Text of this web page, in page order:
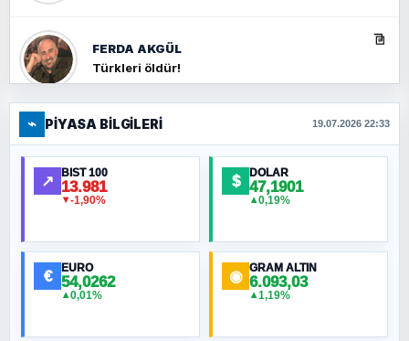
FERDA AKGÜL
Türkleri öldür!
FERHAT BÜYÜKKALKAN
Ankara Zirvesi: NATO Toplantısı mı, Yeni
Ortadoğu Haritasının Provası mı?
MURAT ÖZKAN
⌁ PIYASA BILGILERI 19.07.2026 22:33
↗ BIST 100
13.981
▼-1,90%
$ DOLAR
47,1901
▲0,19%
€ EURO
54,0262
▲0,01%
◉ GRAM ALTIN
6.093,03
▲1,19%